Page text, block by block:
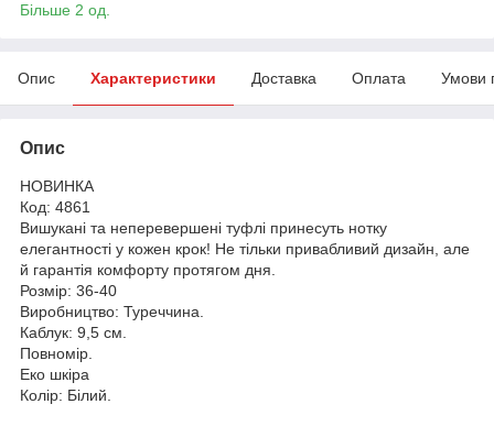
Більше 2 од.
Опис Характеристики Доставка Оплата Умови
Опис
НОВИНКА
Код: 4861
Вишукані та неперевершені туфлі принесуть нотку
елегантності у кожен крок! Не тільки привабливий дизайн, але
й гарантія комфорту протягом дня.
Розмір: 36-40
Виробництво: Туреччина.
Каблук: 9,5 см.
Повномір.
Еко шкіра
Колір: Білий.